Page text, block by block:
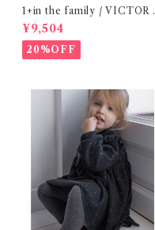
1+in the family / VICTOR (
12m )
¥9,504
20%OFF